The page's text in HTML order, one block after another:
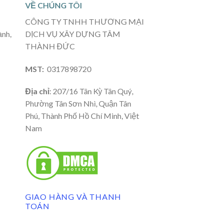
VỀ CHÚNG TÔI
CÔNG TY TNHH THƯƠNG MẠI
DỊCH VỤ XÂY DỰNG TÂM
THÀNH ĐỨC
MST: 0317898720
Địa chỉ: 207/16 Tân Kỳ Tân Quý,
Phường Tân Sơn Nhì, Quận Tân
Phú, Thành Phố Hồ Chí Minh, Việt
Nam
GIAO HÀNG VÀ THANH
TOÁN